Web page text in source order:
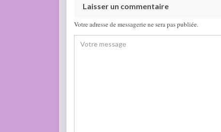
Laisser un commentaire
Votre adresse de messagerie ne sera pas publiée.